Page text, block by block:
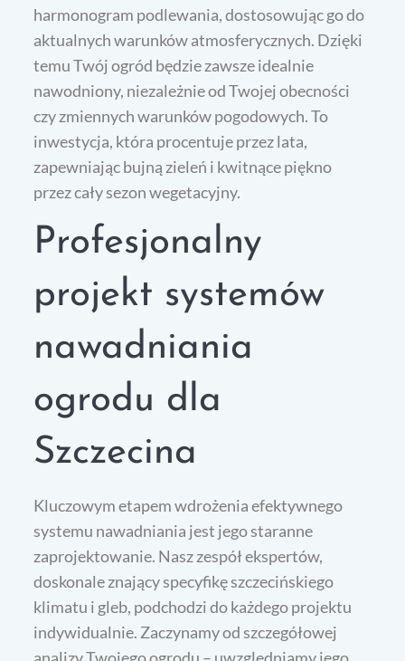
harmonogram podlewania, dostosowując go do
aktualnych warunków atmosferycznych. Dzięki
temu Twój ogród będzie zawsze idealnie
nawodniony, niezależnie od Twojej obecności
czy zmiennych warunków pogodowych. To
inwestycja, która procentuje przez lata,
zapewniając bujną zieleń i kwitnące piękno
przez cały sezon wegetacyjny.
Profesjonalny
projekt systemów
nawadniania
ogrodu dla
Szczecina
Kluczowym etapem wdrożenia efektywnego
systemu nawadniania jest jego staranne
zaprojektowanie. Nasz zespół ekspertów,
doskonale znający specyfikę szczecińskiego
klimatu i gleb, podchodzi do każdego projektu
indywidualnie. Zaczynamy od szczegółowej
analizy Twojego ogrodu – uwzględniamy jego